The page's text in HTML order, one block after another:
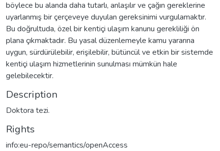
böylece bu alanda daha tutarlı, anlaşılır ve çağın gereklerine
uyarlanmış bir çerçeveye duyulan gereksinimi vurgulamaktır.
Bu doğrultuda, özel bir kentiçi ulaşım kanunu gerekliliği ön
plana çıkmaktadır. Bu yasal düzenlemeyle kamu yararına
uygun, sürdürülebilir, erişilebilir, bütüncül ve etkin bir sistemde
kentiçi ulaşım hizmetlerinin sunulması mümkün hale
gelebilecektir.
Description
Doktora tezi.
Rights
info:eu-repo/semantics/openAccess